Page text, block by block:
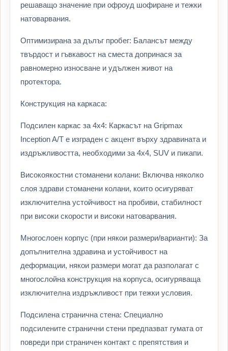
решаващо значение при офроуд шофиране и тежки
натоварвания.
Оптимизирана за дълъг пробег: Балансът между
твърдост и гъвкавост на сместа допринася за
равномерно износване и удължен живот на
протектора.
Конструкция на каркаса:
Подсилен каркас за 4x4: Каркасът на Gripmax
Inception A/T е изграден с акцент върху здравината и
издръжливостта, необходими за 4x4, SUV и пикапи.
Високоякостни стоманени колани: Включва няколко
слоя здрави стоманени колани, които осигуряват
изключителна устойчивост на пробиви, стабилност
при високи скорости и високи натоварвания.
Многослоен корпус (при някои размери/варианти): За
допълнителна здравина и устойчивост на
деформации, някои размери могат да разполагат с
многослойна конструкция на корпуса, осигуряваща
изключителна издръжливост при тежки условия.
Подсилена странична стена: Специално
подсилените странични стени предпазват гумата от
повреди при страничен контакт с препятствия и